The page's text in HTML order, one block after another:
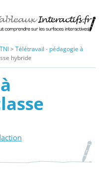
> Télétravail - pédagogie à
hybride